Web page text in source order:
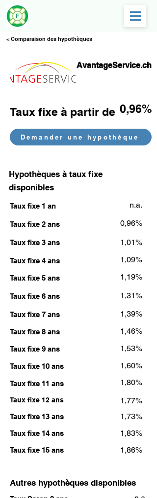
< Comparaison des hypothèques
AvantageService.ch
Taux fixe à partir de 0,96%
Demander une hypothèque
Hypothèques à taux fixe
disponibles
Taux fixe 1 an n.a.
Taux fixe 2 ans 0,96%
Taux fixe 3 ans 1,01%
Taux fixe 4 ans 1,09%
Taux fixe 5 ans 1,19%
Taux fixe 6 ans 1,31%
Taux fixe 7 ans 1,39%
Taux fixe 8 ans 1,46%
Taux fixe 9 ans 1,53%
Taux fixe 10 ans 1,60%
Taux fixe 11 ans 1,80%
Taux fixe 12 ans 1,77%
Taux fixe 13 ans 1,73%
Taux fixe 14 ans 1,83%
Taux fixe 15 ans 1,86%
Autres hypothèques disponibles